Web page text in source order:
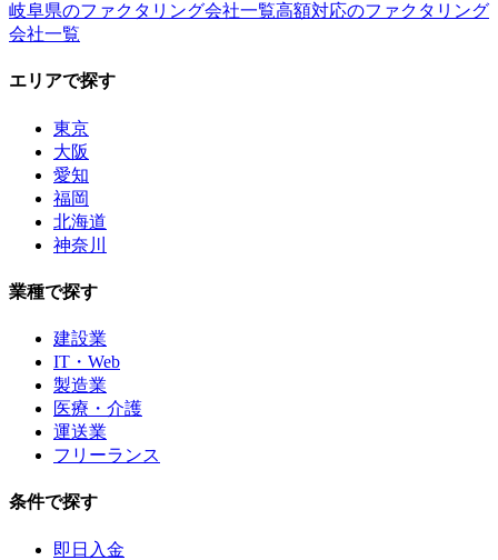
岐阜県のファクタリング会社一覧高額対応のファクタリング
会社一覧
エリアで探す
東京
大阪
愛知
福岡
北海道
神奈川
業種で探す
建設業
IT・Web
製造業
医療・介護
運送業
フリーランス
条件で探す
即日入金